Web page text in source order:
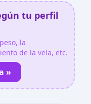
tu perfil
la
de la vela, etc.
»